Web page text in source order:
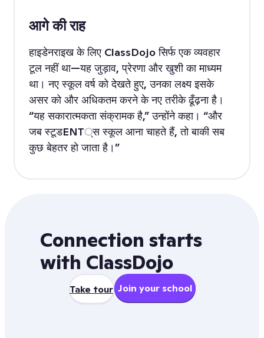
आगे की राह
हाइडेनराइख के लिए ClassDojo सिर्फ एक व्यवहार
टूल नहीं था—यह जुड़ाव, प्रेरणा और खुशी का माध्यम
था। नए स्कूल वर्ष को देखते हुए, उनका लक्ष्य इसके
असर को और अधिकतम करने के नए तरीके ढूँढ़ना है।
“यह सकारात्मकता संक्रामक है,” उन्होंने कहा। “और
जब स्टूडENT्स स्कूल आना चाहते हैं, तो बाकी सब
कुछ बेहतर हो जाता है।”
Connection starts
with ClassDojo
Take tour Join your school